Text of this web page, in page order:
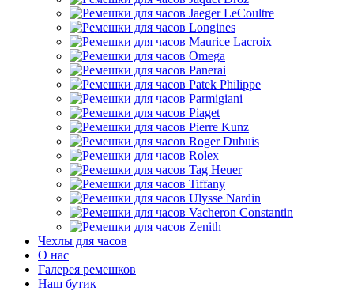
Чехлы для часов
О нас
Галерея ремешков
Наш бутик